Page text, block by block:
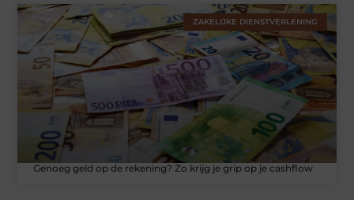
ZAKELIJKE DIENSTVERLENING
Genoeg geld op de rekening? Zo krijg je grip op je cashflow